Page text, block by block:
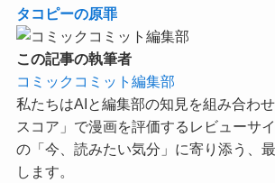
タコピーの原罪
この記事の執筆者
コミックコミット編集部
私たちはAIと編集部の知見を組み合わ
スコア」で漫画を評価するレビューサ
の「今、読みたい気分」に寄り添う、
します。